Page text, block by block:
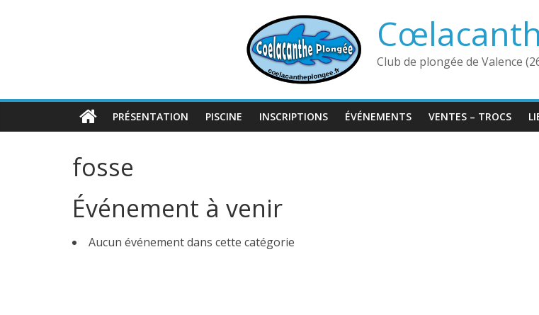
Club de plongée de Valence
PRÉSENTATION PISCINE INSCRIPTIONS ÉVÉNEMENTS VENTES – TROCS
fosse
Événement à venir
Aucun événement dans cette catégorie